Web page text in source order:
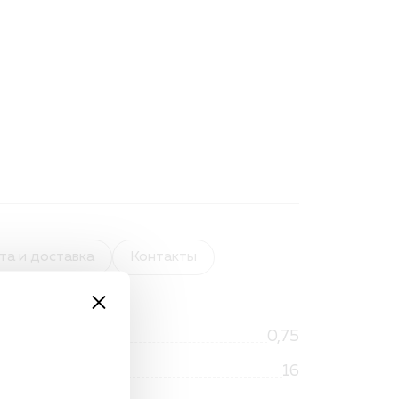
и доставка Контакты
0,75
16